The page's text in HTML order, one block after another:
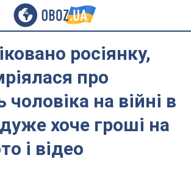
росіянку,
про
чоловіка на війні в
дуже хоче гроші на
і відео